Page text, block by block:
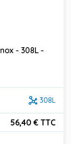
- 308L -
308L
56,40 € TTC